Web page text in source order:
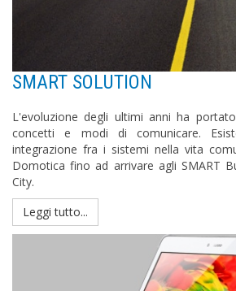
SMART SOLUTION
L'evoluzione degli ultimi anni ha
concetti e modi di comunicare.
integrazione fra i sistemi nella vita
Domotica fino ad arrivare agli SMART
City.
Leggi tutto...